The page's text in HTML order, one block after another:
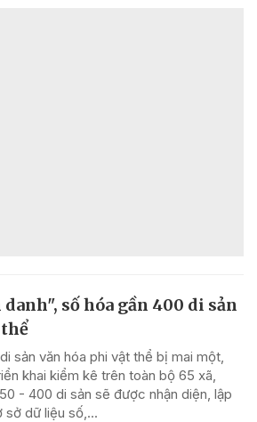
số hóa gần 400 di sản
sản văn hóa phi vật thể bị mai một,
khai kiểm kê trên toàn bộ 65 xã,
- 400 di sản sẽ được nhận diện, lập
sở dữ liệu số,...